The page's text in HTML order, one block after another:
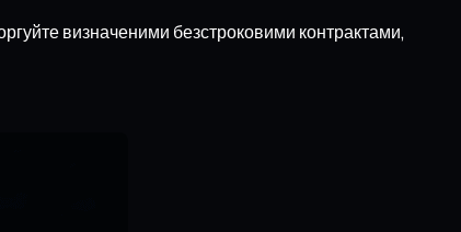
визначеними безстроковими контрактами,